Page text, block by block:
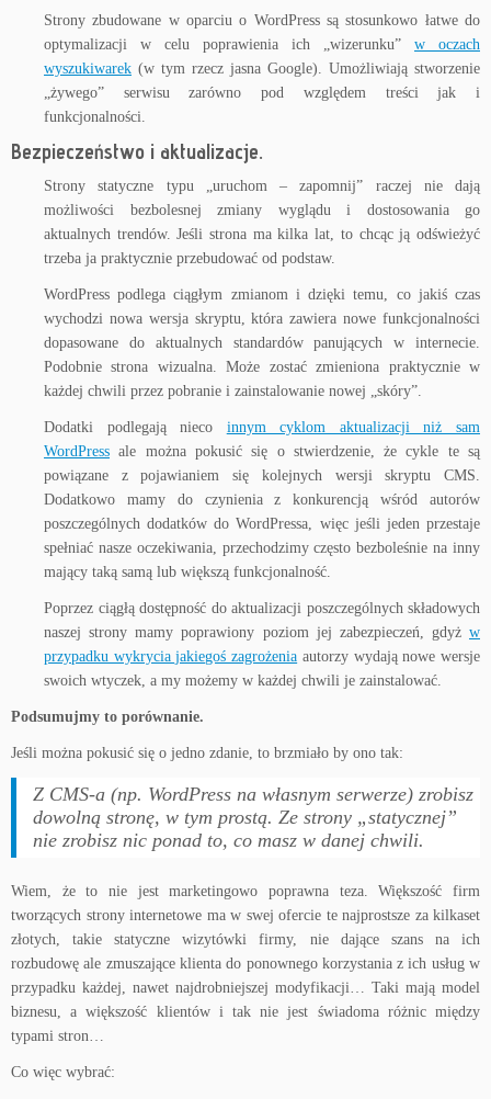
Strony zbudowane w oparciu o WordPress są stosunkowo łatwe do
optymalizacji w celu poprawienia ich „wizerunku” w oczach
wyszukiwarek (w tym rzecz jasna Google). Umożliwiają stworzenie
„żywego” serwisu zarówno pod względem treści jak i
funkcjonalności.
Bezpieczeństwo i aktualizacje.
Strony statyczne typu „uruchom – zapomnij” raczej nie dają
możliwości bezbolesnej zmiany wyglądu i dostosowania go
aktualnych trendów. Jeśli strona ma kilka lat, to chcąc ją odświeżyć
trzeba ja praktycznie przebudować od podstaw.
WordPress podlega ciągłym zmianom i dzięki temu, co jakiś czas
wychodzi nowa wersja skryptu, która zawiera nowe funkcjonalności
dopasowane do aktualnych standardów panujących w internecie.
Podobnie strona wizualna. Może zostać zmieniona praktycznie w
każdej chwili przez pobranie i zainstalowanie nowej „skóry”.
Dodatki podlegają nieco innym cyklom aktualizacji niż sam
WordPress ale można pokusić się o stwierdzenie, że cykle te są
powiązane z pojawianiem się kolejnych wersji skryptu CMS.
Dodatkowo mamy do czynienia z konkurencją wśród autorów
poszczególnych dodatków do WordPressa, więc jeśli jeden przestaje
spełniać nasze oczekiwania, przechodzimy często bezboleśnie na inny
mający taką samą lub większą funkcjonalność.
Poprzez ciągłą dostępność do aktualizacji poszczególnych składowych
naszej strony mamy poprawiony poziom jej zabezpieczeń, gdyż w
przypadku wykrycia jakiegoś zagrożenia autorzy wydają nowe wersje
swoich wtyczek, a my możemy w każdej chwili je zainstalować.
Podsumujmy to porównanie.
Jeśli można pokusić się o jedno zdanie, to brzmiało by ono tak:
Z CMS-a (np. WordPress na własnym serwerze) zrobisz
dowolną stronę, w tym prostą. Ze strony „statycznej”
nie zrobisz nic ponad to, co masz w danej chwili.
Wiem, że to nie jest marketingowo poprawna teza. Większość firm
tworzących strony internetowe ma w swej ofercie te najprostsze za kilkaset
złotych, takie statyczne wizytówki firmy, nie dające szans na ich
rozbudowę ale zmuszające klienta do ponownego korzystania z ich usług w
przypadku każdej, nawet najdrobniejszej modyfikacji… Taki mają model
biznesu, a większość klientów i tak nie jest świadoma różnic między
typami stron…
Co więc wybrać: